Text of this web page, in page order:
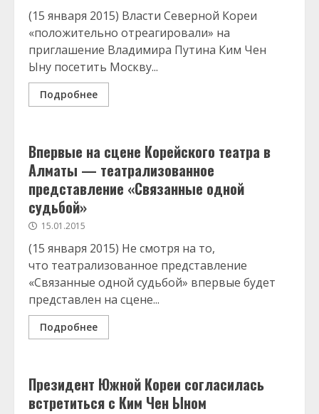
(15 января 2015) Власти Северной Кореи
«положительно отреагировали» на
приглашение Владимира Путина Ким Чен
Ыну посетить Москву...
Подробнее
Впервые на сцене Корейского театра в
Алматы — театрализованное
представление «Связанные одной
судьбой»
15.01.2015
(15 января 2015) Не смотря на то,
что театрализованное представление
«Связанные одной судьбой» впервые будет
представлен на сцене...
Подробнее
Президент Южной Кореи согласилась
встретиться с Ким Чен Ыном